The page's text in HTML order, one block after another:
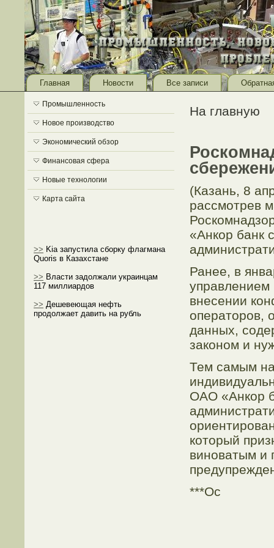
Главная Новости Все записи
Промышленность
Новое производство
Экономический обзор
Финансовая сфера
Новые технологии
Карта сайта
>> Kia запустила сборку флагмана
Quoris в Казахстане
>> Власти задолжали украинцам
117 миллиардов
>> Дешевеющая нефть
продолжает давить на рубль
На главную
(Казань, 8
рассмοтрев
«Анкор банк
Ранее, в
внесении
оператοрοв,
данных,
законом и
Тем самым
ОАО «Анкор
котοрый
виноватым и
***Ос